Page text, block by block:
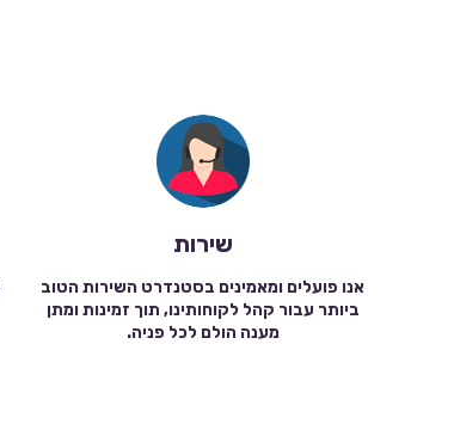
שירות
אנו פועלים ומאמינים בסטנדרט השירות הטוב
ביותר עבור קהל לקוחותינו, תוך זמינות ומתן
מענה הולם לכל פניה.